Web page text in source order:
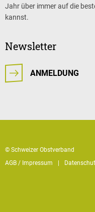
Jahr über immer auf die
kannst.
Newsletter
ANMELDUNG
© Schweizer Obstverband
AGB / Impressum